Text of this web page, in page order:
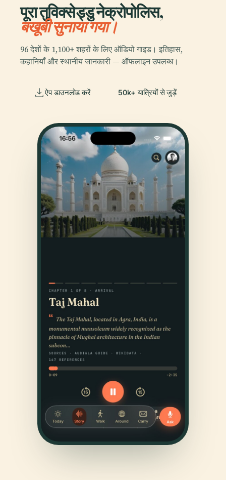
पूरा तुविक्सेड्डु नेक्रोपोलिस,
बखूबी सुनाया गया।
96 देशों के 1,100+ शहरों के लिए ऑडियो गाइड। इतिहास,
कहानियाँ और स्थानीय जानकारी — ऑफलाइन उपलब्ध।
ऐप डाउनलोड करें 50k+ यात्रियों से जुड़ें